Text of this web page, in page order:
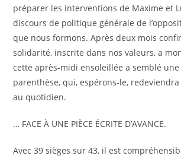
préparer les interventions de Maxime et
discours de politique générale de
que nous formons. Après deux mois
solidarité, inscrite dans nos valeurs, a
cette après-midi ensoleillée a semblé une
parenthèse, qui, espérons-le,
au quotidien.
… FACE À UNE PIÈCE ÉCRITE D’AVANCE.
Avec 39 sièges sur 43, il est